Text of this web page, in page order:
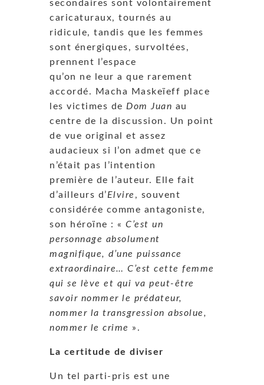
secondaires sont volontairement
caricaturaux, tournés au
ridicule, tandis que les femmes
sont énergiques, survoltées,
prennent l’espace
qu’on ne leur a que rarement
accordé. Macha Maskeïeff place
les victimes de Dom Juan au
centre de la discussion. Un point
de vue original et assez
audacieux si l’on admet que ce
n’était pas l’intention
première de l’auteur. Elle fait
d’ailleurs d’Elvire , souvent
considérée comme antagoniste,
son héroïne : « C’est un
personnage absolument
magnifique, d’une puissance
extraordinaire… C’est cette femme
qui se lève et qui va peut-être
savoir nommer le prédateur,
nommer la transgression absolue,
nommer le crime ».
La certitude de diviser
Un tel parti-pris est une